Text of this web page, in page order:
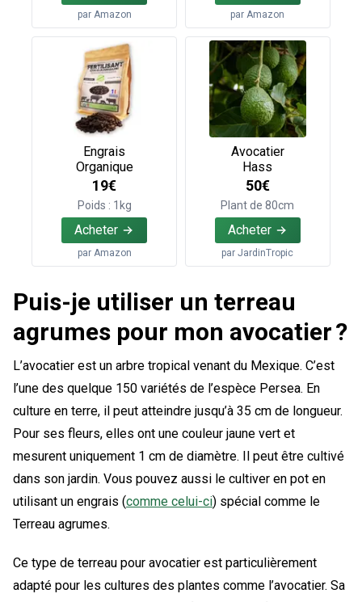
par Amazon parAmazon
Engrais
Organique
19€
Poids : 1kg
Acheter
par Amazon
Avocatier
Hass
50€
Plant de 80cm
Acheter
parJardinTropic
Puis-je utiliser un terreau
agrumes pour mon avocatier ?
L’avocatier est un arbre tropical venant du Mexique. C’est
l’une des quelque 150 variétés de l’espèce Persea. En
culture en terre, il peut atteindre jusqu’à 35 cm de longueur.
Pour ses fleurs, elles ont une couleur jaune vert et
mesurent uniquement 1 cm de diamètre. Il peut être cultivé
dans son jardin. Vous pouvez aussi le cultiver en pot en
utilisant un engrais (comme celui-ci) spécial comme le
Terreau agrumes.
Ce type de terreau pour avocatier est particulièrement
adapté pour les cultures des plantes comme l’avocatier. Sa